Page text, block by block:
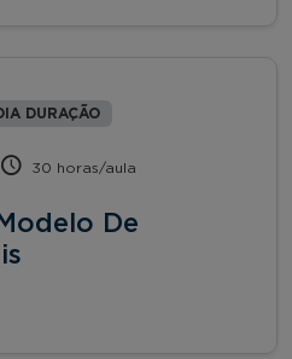
DURAÇÃO
30 horas/aula
De